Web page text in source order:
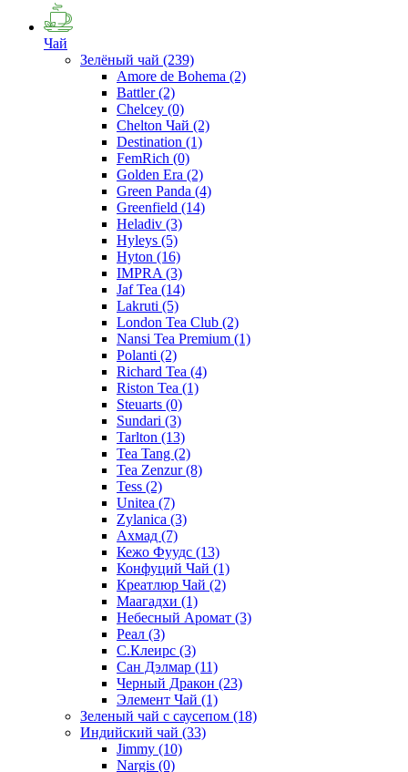
Чай
Зелёный чай (239)
Amore de Bohema (2)
Battler(2)
Chelcey (0)
Chelton Чай (2)
Destination (1)
FemRich (0)
Golden Era (2)
Green Panda (4)
Greenfield (14)
Heladiv (3)
Hyleys (5)
Hyton (16)
IMPRA (3)
Jaf Tea (14)
Lakruti (5)
London Tea Club (2)
Nansi Tea Premium (1)
Polanti (2)
Richard Tea (4)
Riston Tea (1)
Steuarts (0)
Sundari (3)
Tarlton (13)
Tea Tang (2)
Tea Zenzur(8)
Tess (2)
Unitea (7)
Zylanica (3)
Ахмад (7)
Кежо Фуудс (13)
Конфуций Чай (1)
Креатлюр Чай (2)
Маагадхи (1)
Небесный Аромат (3)
Реал (3)
С.Клеирс (3)
Сан Дэлмар (11)
Черный Дракон (23)
Элемент Чай (1)
Зеленый чай с саусепом (18)
Индийский чай (33)
Jimmy (10)
Nargis (0)